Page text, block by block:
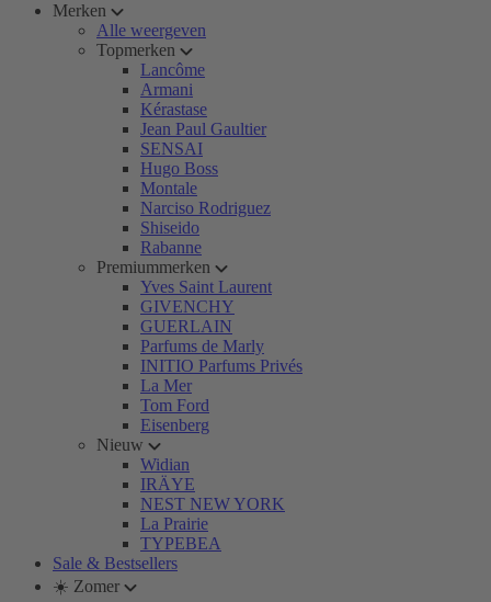
Merken
Alle weergeven
Topmerken
Lancôme
Armani
Kérastase
Jean Paul Gaultier
SENSAI
Hugo Boss
Montale
Narciso Rodriguez
Shiseido
Rabanne
Premiummerken
Yves Saint Laurent
GIVENCHY
GUERLAIN
Parfums de Marly
INITIO Parfums Privés
La Mer
Tom Ford
Eisenberg
Nieuw
Widian
IRÄYE
NEST NEW YORK
La Prairie
TYPEBEA
Sale & Bestsellers
☀️ Zomer